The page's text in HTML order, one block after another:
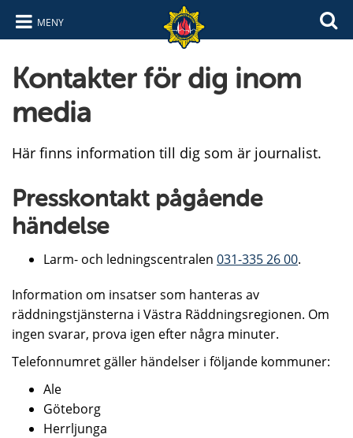
MENY
Hoppa till innehåll
Hoppa till navigering
Kontakter för dig inom
media
Här finns information till dig som är journalist.
Presskontakt pågående
händelse
Larm- och ledningscentralen 031-335 26 00.
Information om insatser som hanteras av
räddningstjänsterna i Västra Räddningsregionen. Om
ingen svarar, prova igen efter några minuter.
Telefonnumret gäller händelser i följande kommuner:
Ale
Göteborg
Herrljunga